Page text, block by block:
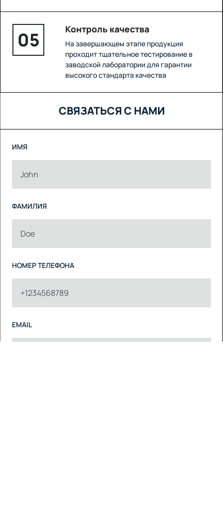
05 Контроль качества
На завершающем этапе продукция
проходит тщательное тестирование в
заводской лаборатории для гарантии
высокого стандарта качества
СВЯЗАТЬСЯ С НАМИ
ИМЯ
ФАМИЛИЯ
НОМЕР ТЕЛЕФОНА
EMAIL